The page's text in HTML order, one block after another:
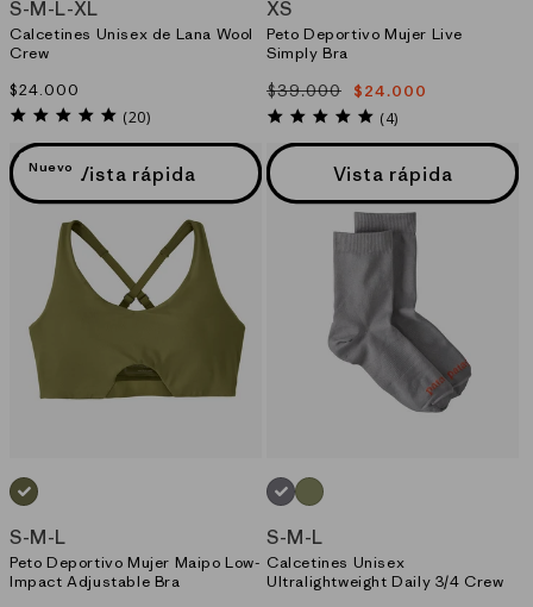
S-M-L-XL
Calcetines Unisex de Lana Wool
Crew
Precio
habitual
$24.000
4.8
(20)
XS
Peto Deportivo Mujer Live
Simply Bra
Precio
habitual
$39.000
Precio
de
$24.000
5.0
star
(4)
Nuevo Vista rápida
VERDE_(CPRG)
S-M-L
Peto Deportivo Mujer Maipo Low-
Impact Adjustable Bra
Vista rápida
GRIS_(FEA)
VERDE_(BUGR)
S-M-L
Calcetines Unisex
Ultralightweight Daily 3/4 Crew